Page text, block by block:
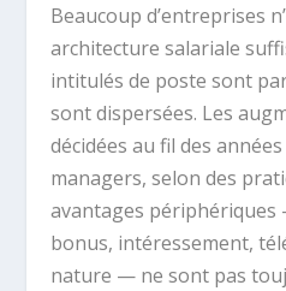
Beaucoup d’entreprises
architecture salariale
intitulés de poste sont
sont dispersées. Les
décidées au fil des
managers, selon des
avantages périphériques
bonus, intéressement,
nature — ne sont pas